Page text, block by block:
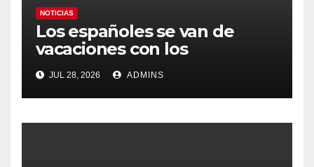
NOTICIAS
Los españoles se van de
vacaciones con los
carburantes hasta un 21%
más caros que el año pasado
y los hoteles disparados
JUL 28, 2026 ADMINS